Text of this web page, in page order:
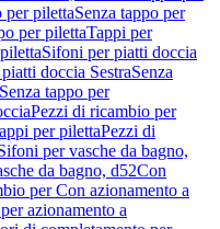
per pilettaSenza tappo per
per pilettaTappi per
Sifoni per piatti doccia
doccia SestraSenza
tappo per
Pezzi di ricambio per
per pilettaPezzi di
per vasche da bagno,
da bagno, d52Con
per Con azionamento a
azionamento a